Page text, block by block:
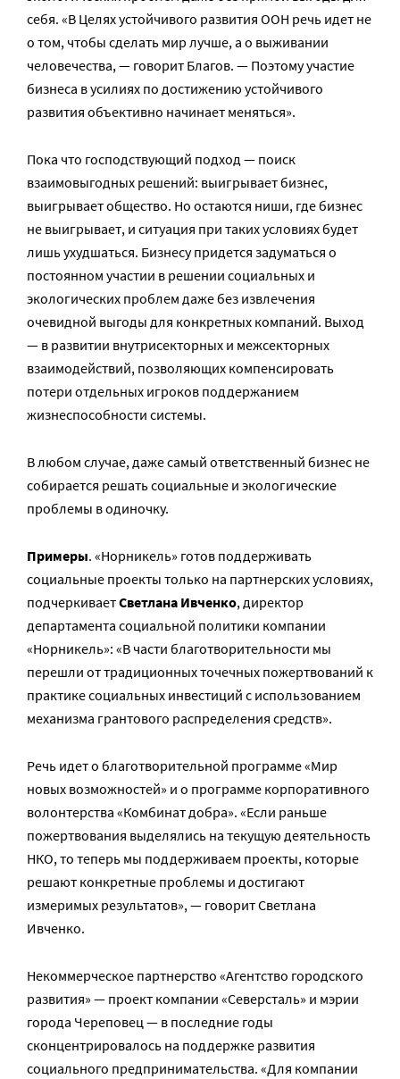
себя. «В Целях устойчивого развития ООН речь идет не
о том, чтобы сделать мир лучше, а о выживании
человечества, — говорит Благов. — Поэтому участие
бизнеса в усилиях по достижению устойчивого
развития объективно начинает меняться».
Пока что господствующий подход — поиск
взаимовыгодных решений: выигрывает бизнес,
выигрывает общество. Но остаются ниши, где бизнес
не выигрывает, и ситуация при таких условиях будет
лишь ухудшаться. Бизнесу придется задуматься о
постоянном участии в решении социальных и
экологических проблем даже без извлечения
очевидной выгоды для конкретных компаний. Выход
— в развитии внутрисекторных и межсекторных
взаимодействий, позволяющих компенсировать
потери отдельных игроков поддержанием
жизнеспособности системы.
В любом случае, даже самый ответственный бизнес не
собирается решать социальные и экологические
проблемы в одиночку.
Примеры. «Норникель» готов поддерживать
социальные проекты только на партнерских условиях,
подчеркиваетСветлана Ивченко, директор
департамента социальной политики компании
«Норникель»: «В части благотворительности мы
перешли от традиционных точечных пожертвований к
практике социальных инвестиций с использованием
механизма грантового распределения средств».
Речь идет о благотворительной программе «Мир
новых возможностей» и о программе корпоративного
волонтерства «Комбинат добра». «Если раньше
пожертвования выделялись на текущую деятельность
НКО, то теперь мы поддерживаем проекты, которые
решают конкретные проблемы и достигают
измеримых результатов», — говорит Светлана
Ивченко.
Некоммерческое партнерство «Агентство городского
развития» — проект компании «Северсталь» и мэрии
города Череповец — в последние годы
сконцентрировалось на поддержке развития
социального предпринимательства. «Для компании